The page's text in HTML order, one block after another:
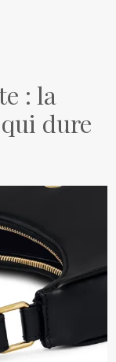
: la
dure